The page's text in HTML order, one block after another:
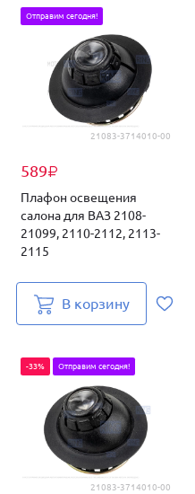
21083-3714010-00
589₽
Отправим сегодня!
Плафон освещения
салона для ВАЗ 2108-
21099, 2110-2112, 2113-
2115
В корзину
21083-3714010-00
-33% Отправим сегодня!